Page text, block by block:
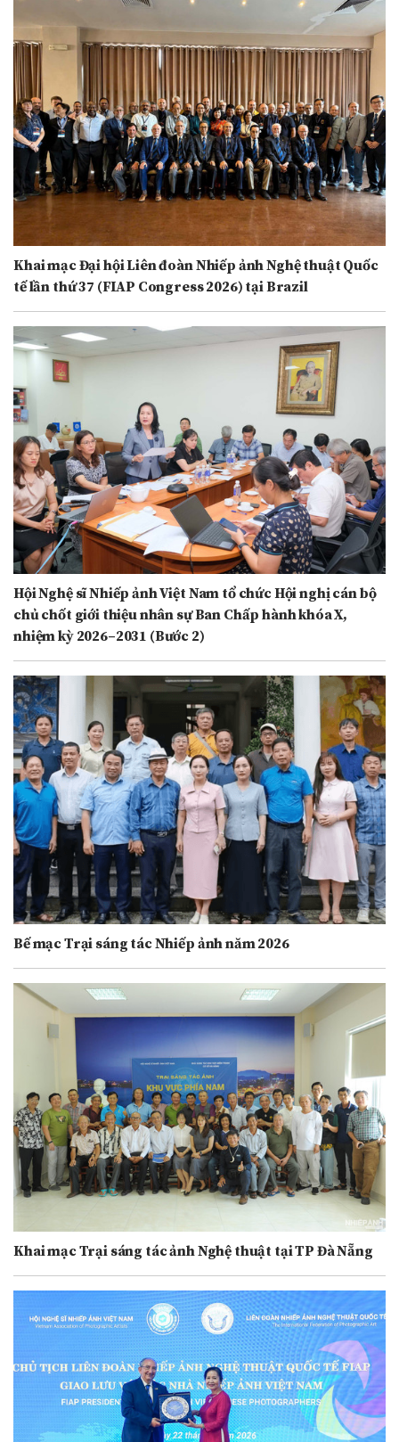
Khai mạc Đại hội Liên đoàn Nhiếp ảnh Nghệ thuật Quốc
tế lần thứ 37 (FIAP Congress 2026) tại Brazil
Hội Nghệ sĩ Nhiếp ảnh Việt Nam tổ chức Hội nghị cán bộ
chủ chốt giới thiệu nhân sự Ban Chấp hành khóa X,
nhiệm kỳ 2026–2031 (Bước 2)
Bế mạc Trại sáng tác Nhiếp ảnh năm 2026
Khai mạc Trại sáng tác ảnh Nghệ thuật tại TP Đà Nẵng